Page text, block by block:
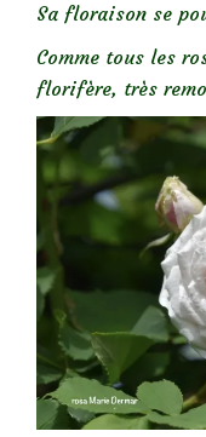
Sa floraison se
Comme tous les
florifère, très